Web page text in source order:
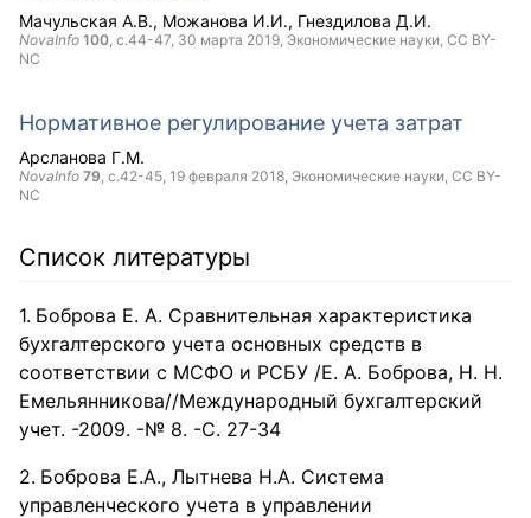
Мачульская А.В. Можанова И.И. Гнездилова Д.И.
NovaInfo 100, с.44-47, 30 марта 2019, Экономические науки, CC BY-
NC
Нормативное регулирование учета затрат
Арсланова Г.М.
NovaInfo 79, с.42-45, 19 февраля 2018, Экономические науки, CC BY-
NC
Список литературы
Боброва Е. А. Сравнительная характеристика
бухгалтерского учета основных средств в
соответствии с МСФО и РСБУ /Е. А. Боброва, Н. Н.
Емельянникова//Международный бухгалтерский
учет. -2009. -№ 8. -С. 27-34
Боброва Е.А., Лытнева Н.А. Система
управленческого учета в управлении